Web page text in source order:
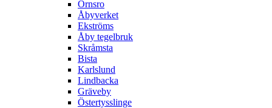
Örnsro
Åbyverket
Ekströms
Åby tegelbruk
Skråmsta
Bista
Karlslund
Lindbacka
Gräveby
Östertysslinge